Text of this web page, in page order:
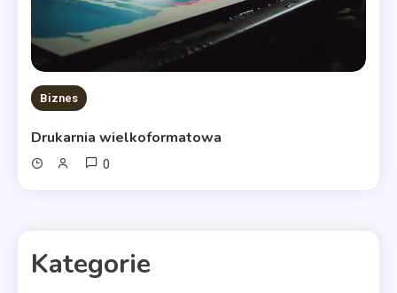
Biznes
Drukarnia wielkoformatowa
0
Kategorie